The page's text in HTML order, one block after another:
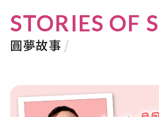
STORIES OF
圓夢故事 /